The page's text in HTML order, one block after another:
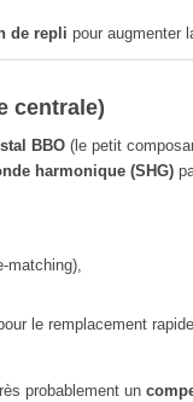
de repli pour augmenter
centrale)
BBO (le petit
harmonique (SHG)
matching),
le remplacement
probablement un